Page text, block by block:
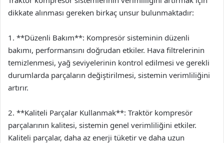
dikkate alınması gereken birkaç unsur bulunmaktadır:
1. **Düzenli Bakım**: Kompresör sisteminin düzenli
bakımı, performansını doğrudan etkiler. Hava filtrelerinin
temizlenmesi, yağ seviyelerinin kontrol edilmesi ve gerekli
durumlarda parçaların değiştirilmesi, sistemin verimliliğini
artırır.
2. **Kaliteli Parçalar Kullanmak**: Traktör kompresör
parçalarının kalitesi, sistemin genel verimliliğini etkiler.
Kaliteli parçalar, daha az enerji tüketir ve daha uzun